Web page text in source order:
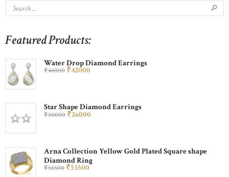
Featured Products:
Water Drop Diamond Earrings
₹46000 ₹42000
Star Shape Diamond Earrings
₹30000 ₹26000
Arna Collection Yellow Gold Plated Square shape
Diamond Ring
₹55500 ₹53500